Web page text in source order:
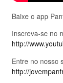
Baixe o app
Inscreva-se no
http://
Entre no nosso
http://